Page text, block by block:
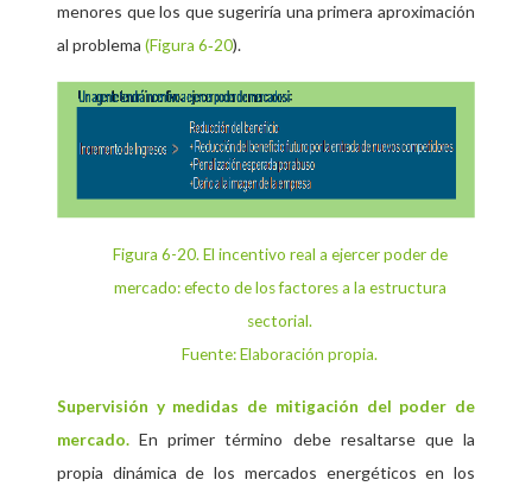
menores que los que sugeriría una primera aproximación
al problema (Figura 6‑20).
Figura 6-20. El incentivo real a ejercer poder de
mercado: efecto de los factores a la estructura
sectorial.
Fuente: Elaboración propia.
Supervisión y medidas de mitigación del poder de
mercado.En primer término debe resaltarse que la
propia dinámica de los mercados energéticos en los